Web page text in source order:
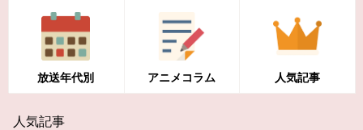
放送年代別 アニメコラム 人気記事
人気記事